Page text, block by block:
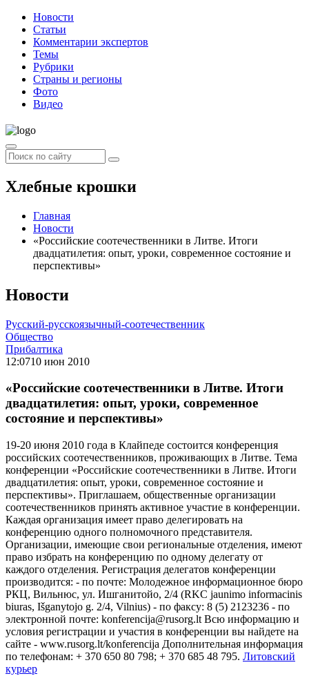
Новости
Статьи
Комментарии экспертов
Темы
Рубрики
Страны и регионы
Фото
Видео
Хлебные крошки
Главная
Новости
«Российские соотечественники в Литве. Итоги
двадцатилетия: опыт, уроки, современное состояние и
перспективы»
Новости
Русский-русскоязычный-соотечественник
Общество
Прибалтика
12:0710 июн 2010
«Российские соотечественники в Литве. Итоги
двадцатилетия: опыт, уроки, современное
состояние и перспективы»
19-20 июня 2010 года в Клайпеде состоится конференция
российских соотечественников, проживающих в Литве. Тема
конференции «Российские соотечественники в Литве. Итоги
двадцатилетия: опыт, уроки, современное состояние и
перспективы». Приглашаем, общественные организации
соотечественников принять активное участие в конференции.
Каждая организация имеет право делегировать на
конференцию одного полномочного представителя.
Организации, имеющие свои региональные отделения, имеют
право избрать на конференцию по одному делегату от
каждого отделения. Регистрация делегатов конференции
производится: - по почте: Молодежное информационное бюро
РКЦ, Вильнюс, ул. Ишганитойо, 2/4 (RKC jaunimo informacinis
biuras, Išganytojo g. 2/4, Vilnius) - по факсу: 8 (5) 2123236 - по
электронной почте: konferencija@rusorg.lt Всю информацию и
условия регистрации и участия в конференции вы найдете на
сайте - www.rusorg.lt/konferencija Дополнительная информация
по телефонам: + 370 650 80 798; + 370 685 48 795. Литовский
курьер